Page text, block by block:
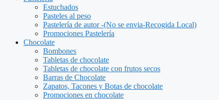
Estuchados
Pasteles al peso
Pastelería de autor -(No se envia-Recogida Local)
Promociones Pastelería
Chocolate
Bombones
Tabletas de chocolate
Tabletas de chocolate con frutos secos
Barras de Chocolate
Zapatos, Tacones y Botas de chocolate
Promociones en chocolate